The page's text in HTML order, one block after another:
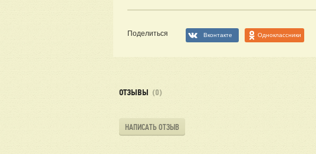
Поделиться Вконтакте Одноклассники
ОТЗЫВЫ (0)
НАПИСАТЬ ОТЗЫВ